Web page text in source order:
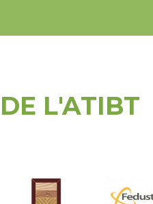
L'ATIBT